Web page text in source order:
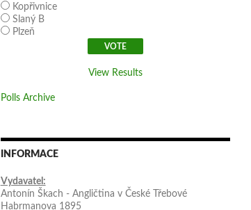
Kopřivnice
Slaný B
Plzeň
View Results
Polls Archive
INFORMACE
Vydavatel:
Antonín Škach - Angličtina v České Třebové
Habrmanova 1895